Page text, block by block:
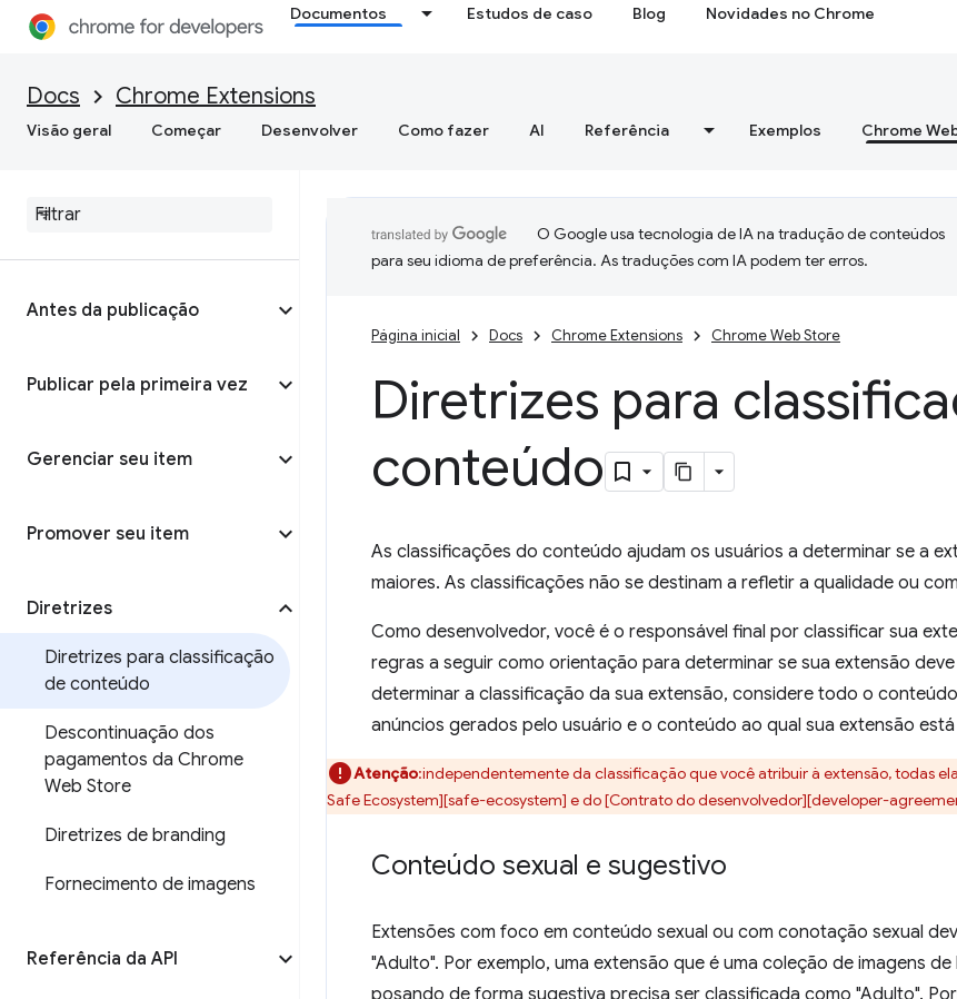
Documentos Estudos de caso Blog Novidades no Chrome
Docs Chrome Extensions
Visão geral Começar Desenvolver Como fazer AI Referência Exemplos Chrome
Antes da publicação
Publicar pela primeira vez
Gerenciar seu item
Promover seu item
Diretrizes
Diretrizes para classificação
de conteúdo
Descontinuação dos
pagamentos da Chrome
Web Store
Diretrizes de branding
Fornecimento de imagens
Referência da API
O Google usa tecnologia de IA na tradução de conteúdos
para seu idioma de preferência. As traduções com IA podem ter erros.
Página inicial Docs Chrome Extensions Chrome Web Store
Diretrizes para
conteúdo
As classificações do conteúdo ajudam os usuários a determinar se a
maiores. As classificações não se destinam a refletir a qualidade ou
Como desenvolvedor, você é o responsável final por classificar sua
regras a seguir como orientação para determinar se sua extensão
determinar a classificação da sua extensão, considere todo o
anúncios gerados pelo usuário e o conteúdo ao qual sua extensão
Atenção:independentemente da classificação que você atribuir à extensão, todas
Safe Ecosystem][safe-ecosystem] e do [Contrato do desenvolvedor][developer-
Conteúdo sexual e sugestivo
Extensões com foco em conteúdo sexual ou com conotação sexual
"Adulto". Por exemplo, uma extensão que é uma coleção de imagens
posando de forma sugestiva precisa ser classificada como "Adulto".